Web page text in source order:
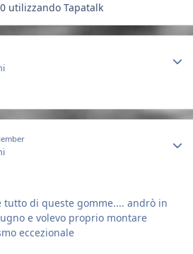
utilizzando Tapatalk
tutto di queste gomme.... andrò in
e volevo proprio montare
eccezionale